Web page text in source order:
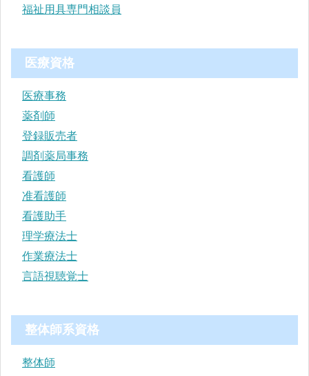
福祉用具専門相談員
医療資格
医療事務
薬剤師
登録販売者
調剤薬局事務
看護師
准看護師
看護助手
理学療法士
作業療法士
言語視聴覚士
整体師系資格
整体師